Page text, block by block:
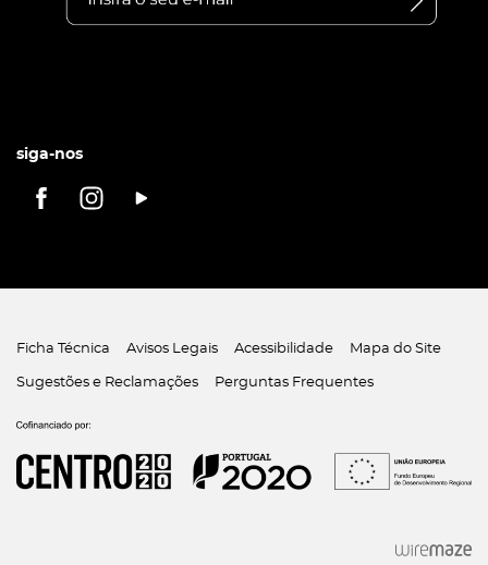
siga-nos
Ficha Técnica Avisos Legais Acessibilidade Mapa do Site
Sugestões e Reclamações Perguntas Frequentes